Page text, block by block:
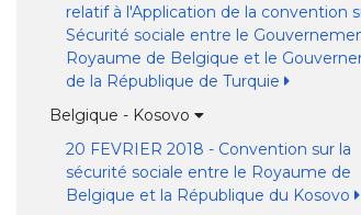
relatif à l'Application de la convention
Sécurité sociale entre le
Royaume de Belgique et le
de la République de Turquie
Belgique - Kosovo
20 FEVRIER 2018 - Convention sur la
sécurité sociale entre le Royaume de
Belgique et la République du Kosovo